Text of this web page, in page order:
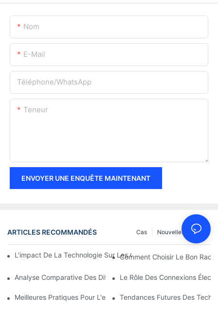
Nom
E-Mail
Téléphone/WhatsApp
Teneur
ENVOYER UNE ENQUÊTE MAINTENANT
ARTICLES RECOMMANDÉS FAQ
Nouvelles
Cas
L'impact De La Technologie Sur Les Connexions Électriques En
Comment Choisir Le Bon
Analyse Comparative Des Différents Types De Connexions
Le Rôle Des Connexions
Meilleures Pratiques Pour L'entretien Des Connexions
Tendances Futures Des